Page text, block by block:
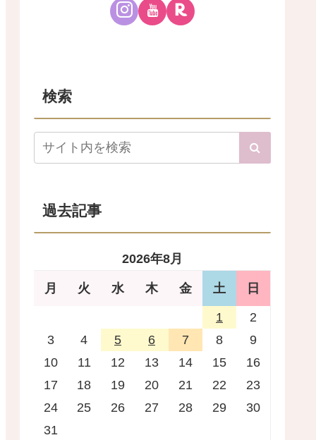
検索
過去記事
2026年8月
月 火 水 木 金 土 日
1
2
3
4 5 6 7 8
9
10
11 12 13 14 15
16
17
18 19 20 21 22
23
24
25 26 27 28 29
30
31